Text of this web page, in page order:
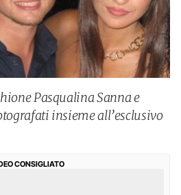
Pasqualina Sanna e
insieme all’esclusivo
CONSIGLIATO